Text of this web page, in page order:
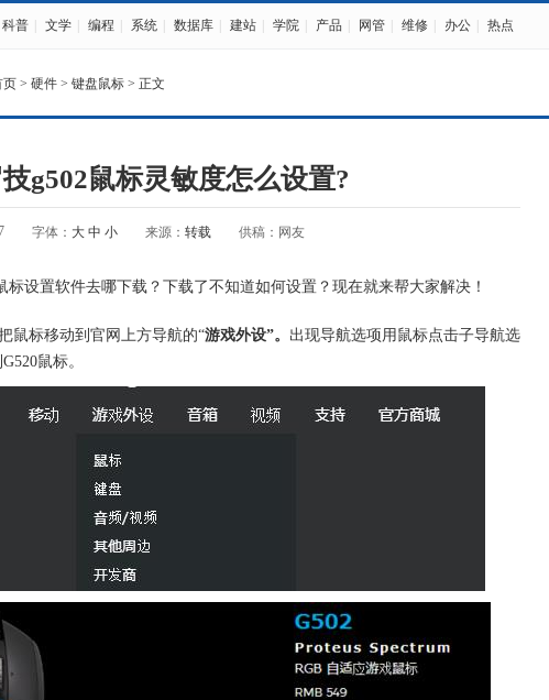
科普 文学 编程 系统 数据库 建站 学院 产品 网管 维修 办公 热点
页 > 硬件 > 键盘鼠标 > 正文
g502鼠标灵敏度怎么设置?
字体： 大 中 小 来源： 转载 供稿：网友
标设置软件去哪下载？下载了不知道如何设置？现在就来帮大家解决！
鼠标移动到官网上方导航的“游戏外设”。 出现导航选项用鼠标点击子导航选
鼠标。